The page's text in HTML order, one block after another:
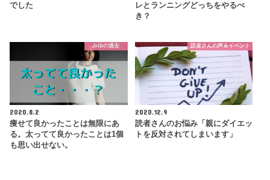
でした
レとランニングどっちをやるべ
き？
みゆの過去
2020.8.2
痩せて良かったことは無限にあ
る。太ってて良かったことは1個
も思い出せない。
読者さんの声＆イベント
2020.12.9
読者さんのお悩み「親にダイエッ
トを反対されてしまいます」